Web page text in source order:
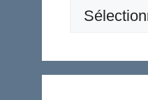
Anciennes